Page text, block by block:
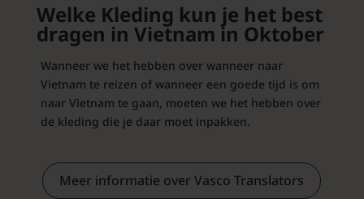
Welke Kleding kun je het best
dragen in Vietnam in Oktober
Wanneer we het hebben over wanneer naar
Vietnam te reizen of wanneer een goede tijd is om
naar Vietnam te gaan, moeten we het hebben over
de kleding die je daar moet inpakken.
Meer informatie over Vasco Translators